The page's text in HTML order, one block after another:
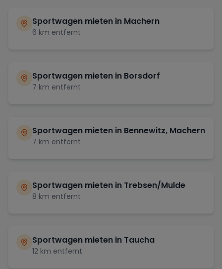
Sportwagen mieten in Machern
6 km entfernt
Sportwagen mieten in Borsdorf
7 km entfernt
Sportwagen mieten in Bennewitz, Machern
7 km entfernt
Sportwagen mieten in Trebsen/Mulde
8 km entfernt
Sportwagen mieten in Taucha
12 km entfernt